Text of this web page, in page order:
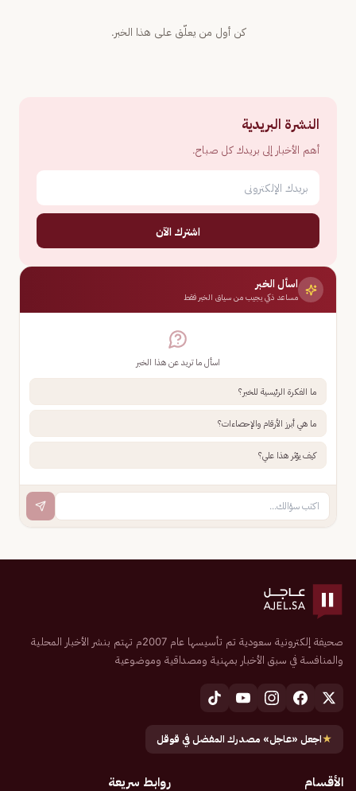
كن أول من يعلّق على هذا الخبر.
النشرة البريدية
أهم الأخبار إلى بريدك كل صباح.
اشترك الآن
اسأل الخبر
مساعد ذكي يجيب من سياق الخبر فقط
اسأل ما تريد عن هذا الخبر
ما الفكرة الرئيسية للخبر؟
ما هي أبرز الأرقام والإحصاءات؟
كيف يؤثر هذا علي؟
صحيفة إلكترونية سعودية تم تأسيسها عام 2007م تهتم بنشر الأخبار المحلية
والمنافسة في سبق الأخبار بمهنية ومصداقية وموضوعية
★اجعل «عاجل» مصدرك المفضل في قوقل
الأقسام روابط سريعة